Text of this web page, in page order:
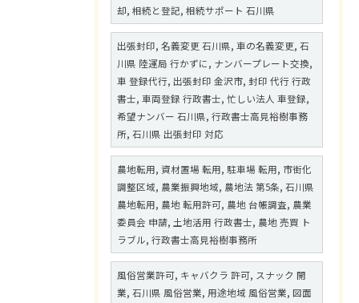
却, 相続と登記, 相続サポート 石川県
出張封印, 名義変更 石川県, 車の名義変更, 石
川県 陸運局 行かずに, ナンバープレート交換,
車 登録代行, 出張封印 金沢市, 封印 代行 行政
書士, 車両登録 行政書士, 忙しい法人 車登録,
希望ナンバー 石川県, 行政書士高見裕樹事務
所, 石川県 出張封印 対応
農地転用, 資材置場 転用, 駐車場 転用, 市街化
調整区域, 農業振興地域, 農地法 第5条, 石川県
農地転用, 農地 転用許可, 農地 台帳調査, 農業
委員会 申請, 土地活用 行政書士, 農地 売買 ト
ラブル, 行政書士高見裕樹事務所
風俗営業許可, キャバクラ 許可, スナック 開
業, 石川県 風俗営業, 用途地域 風俗営業, 図面